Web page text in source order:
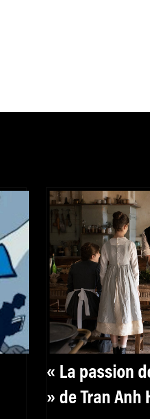
« La passion
» de Tran Anh